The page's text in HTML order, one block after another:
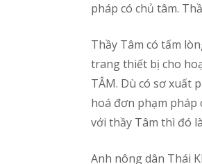
pháp có chủ tâm.
Thầy Tâm có tấm
trang thiết bị cho
TÂM. Dù có sơ xuất
hoá đơn phạm pháp
với thầy Tâm thì đó
Anh nông dân Thái